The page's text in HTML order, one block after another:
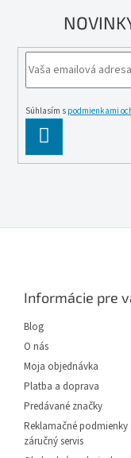
Súhlasím s podmienkami
SE
Informácie pre
Blog
O nás
Moja objednávka
Platba a doprava
Predávané značky
Reklamačné podmienky
záručný servis